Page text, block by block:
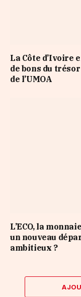
La Côte d’Ivoire
de bons du
de l’UMOA
L’ECO, la
un nouveau
ambitieux ?